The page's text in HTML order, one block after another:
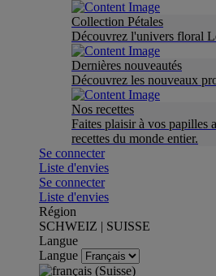
Collection Pétales
Découvrez l'univers floral
Dernières nouveautés
Découvrez les nouveaux
Nos recettes
Faites plaisir à vos papilles
recettes du monde entier.
Se connecter
Liste d'envies
Se connecter
Liste d'envies
Région
SCHWEIZ | SUISSE
Langue
Langue